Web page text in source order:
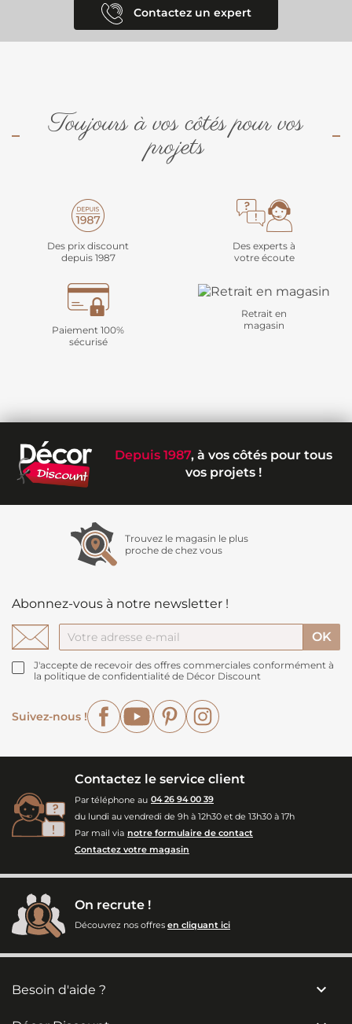
Contactez un expert
Toujours à vos côtés pour vos
projets
Des prix discount
depuis 1987
Des experts à
votre écoute
Paiement 100%
sécurisé
Retrait en
magasin
Depuis 1987, à vos côtés pour tous
vos projets !
Trouvez le magasin le plus
proche de chez vous
Abonnez-vous à notre newsletter !
J'accepte de recevoir des offres commerciales conformément à
la politique de confidentialité de Décor Discount
Suivez-nous !
FacebookYouTubePinterest
Contactez le service client
Par téléphone au 04 26 94 00 39
du lundi au vendredi de 9h à 12h30 et de 13h30 à 17h
Par mail via notre formulaire de contact
Contactez votre magasin
On recrute !
Découvrez nos offres en cliquant ici
Besoin d'aide ? 